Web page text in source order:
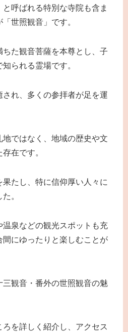
呼ばれる特別な寺院も含ま
世照観音」です。
た観音菩薩を本尊とし、子
られる霊場です。
れ、多くの参拝者が足を運
ではなく、地域の歴史や文
在です。
たし、特に信仰厚い人々に
。
温泉などの観光スポットも充
にゆったりと楽しむことが
観音・番外の世照観音の魅
を詳しく紹介し、アクセス